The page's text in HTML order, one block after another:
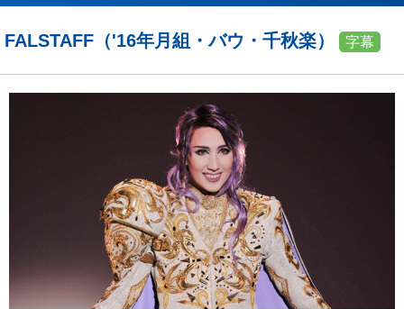
FALSTAFF（'16年月組・バウ・千秋楽） 字幕